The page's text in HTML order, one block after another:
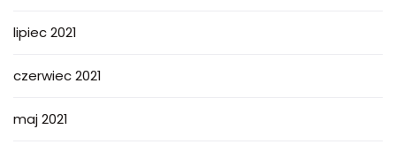
lipiec 2021
czerwiec 2021
maj 2021